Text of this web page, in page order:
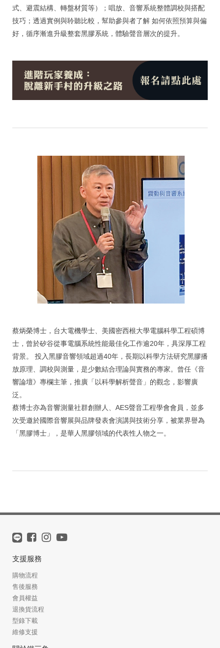
式、避震結構、轉盤材質等）；唱放、音響系統整體調校與搭配
技巧；透過實例與聆聽比較，幫助參與者了解 如何依照預算與偏
好，循序漸進升級整套黑膠系統，體驗聲音層次的提升。
蔡炳榮博士，台大電機學士、美國密西根大學電腦科學工程碩博
士，曾於矽谷從事電腦系統性能最佳化工作逾20年，具深厚工程
背景。 投入黑膠音響領域超過40年，長期以科學方法研究黑膠播
放原理、調校與測量，是少數結合理論與實務的專家。曾任《音
響論壇》專欄主筆，推廣「以科學解析聲音」的觀念，影響廣
泛。
蔡博士亦為音響測量社群創辦人、AES聲音工程學會會員，並多
次受邀於國際音響展與品牌發表會演講與技術分享，被業界譽為
「黑膠博士」，是華人黑膠領域的代表性人物之一。
支援服務
購物流程
售後服務
會員權益
退換貨流程
型錄下載
維修支援